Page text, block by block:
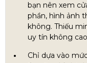
bạn nên xem
phần, hình ảnh
không. Thiếu
uy tín không
Chỉ dựa vào